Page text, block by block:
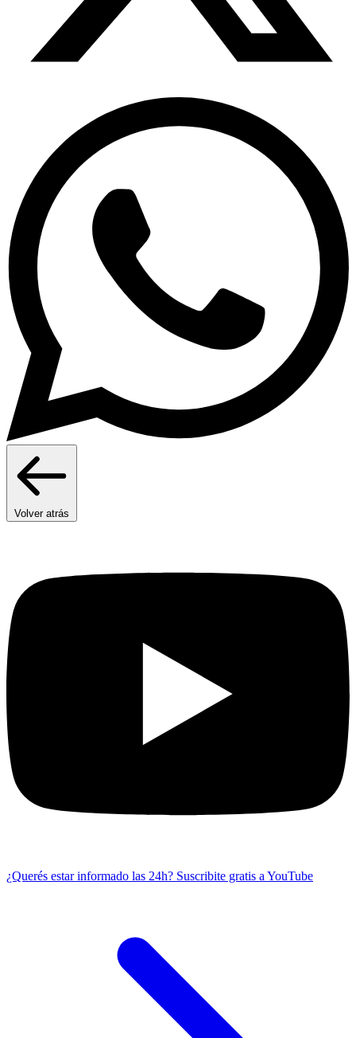
Volver atrás
¿Querés estar informado las 24h? Suscribite gratis a YouTube